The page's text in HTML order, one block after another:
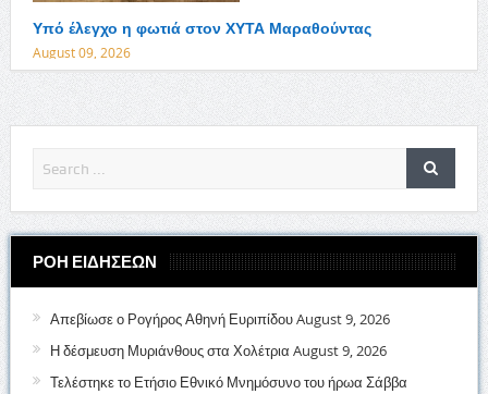
Υπό έλεγχο η φωτιά στον ΧΥΤΑ Μαραθούντας
August 09, 2026
ΡΟΗ ΕΙΔΗΣΕΩΝ
Απεβίωσε ο Ρογήρος Αθηνή ΕυριπίδουAugust 9, 2026
Η δέσμευση Μυριάνθους στα Χολέτρια August 9, 2026
Τελέστηκε το Ετήσιο Εθνικό Μνημόσυνο του ήρωα Σάββα